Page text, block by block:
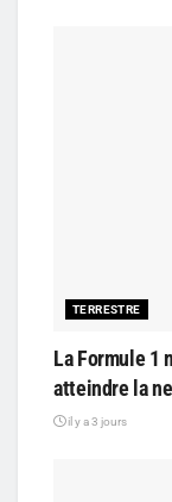
TERRESTRE
La Formule 1
atteindre la
il y a 3 jours